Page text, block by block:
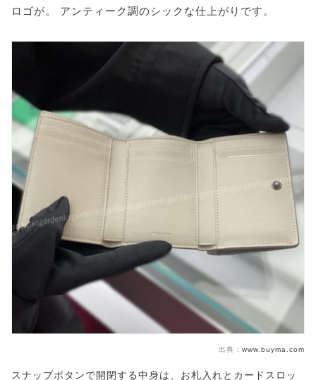
ロゴが。 アンティーク調のシックな仕上がりです。
出典： www.buyma.com
スナップボタンで開閉する中身は、お札入れとカードスロッ